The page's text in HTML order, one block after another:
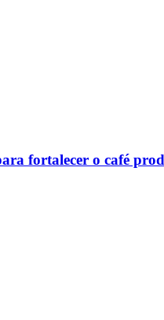
fortalecer o café